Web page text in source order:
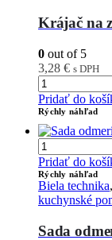
Krájač na
0 out of 5
3,28 € s DPH
Pridať do
Rýchly náhľad
Pridať do
Rýchly náhľad
Biela technika,
kuchynské
Sada